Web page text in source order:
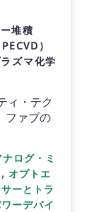
堆積
）
ズマ化学
ィ・テク
ファブの
ナログ・ミ
, オプトエ
ーとトラ
ーデバイ